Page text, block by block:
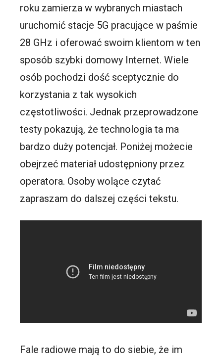
roku zamierza w wybranych miastach
uruchomić stacje 5G pracujące w paśmie
28 GHz i oferować swoim klientom w ten
sposób szybki domowy Internet. Wiele
osób pochodzi dość sceptycznie do
korzystania z tak wysokich
częstotliwości. Jednak przeprowadzone
testy pokazują, że technologia ta ma
bardzo duży potencjał. Poniżej możecie
obejrzeć materiał udostępniony przez
operatora. Osoby wolące czytać
zapraszam do dalszej części tekstu.
Fale radiowe mają to do siebie, że im